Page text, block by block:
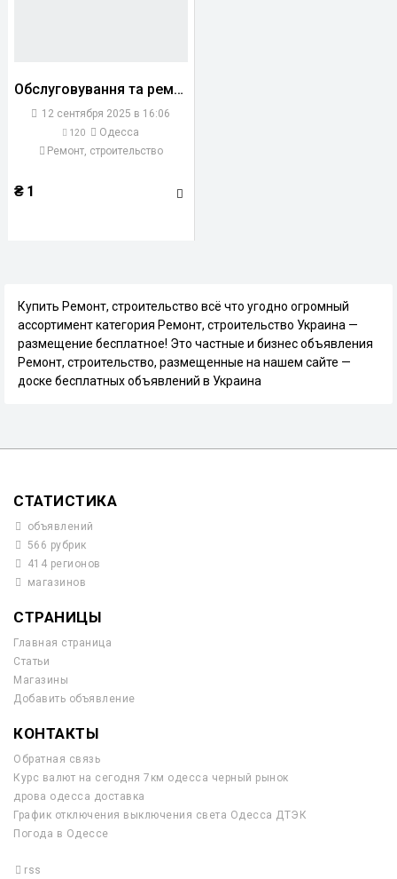
Обслуговування та ремонт техніки
12 сентября 2025 в 16:06
120
Одесса
Ремонт, строительство
₴ 1
Купить Ремонт, строительство всё что угодно огромный
ассортимент категория Ремонт, строительство Украина —
размещение бесплатное! Это частные и бизнес объявления
Ремонт, строительство, размещенные на нашем сайте —
доске бесплатных объявлений в Украина
СТАТИСТИКА
объявлений
566 рубрик
414 регионов
магазинов
СТРАНИЦЫ
Главная страница
Статьи
Магазины
Добавить объявление
КОНТАКТЫ
Обратная связь
Курс валют на сегодня 7км одесса черный рынок
дрова одесса доставка
График отключения выключения света Одесса ДТЭК
Погода в Одессе
rss